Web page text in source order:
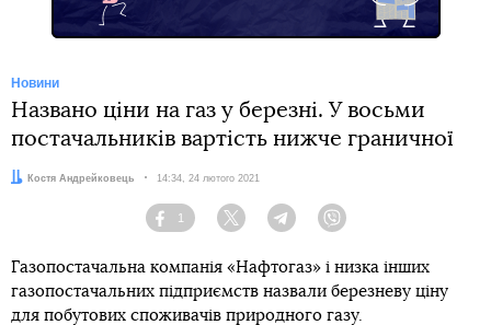
Новини
Названо ціни на газ у березні. У восьми
постачальників вартість нижче граничної
Автор:Костя Андрейковець Дата:
14:34, 24 лютого 2021
Facebook
1
Twitter TelegramViber
Газопостачальна компанія «Нафтогаз» і низка інших
газопостачальних підприємств назвали березневу ціну
для побутових споживачів природного газу.
тариф